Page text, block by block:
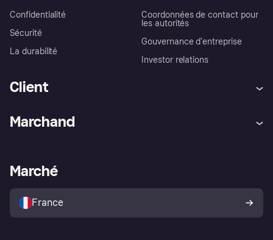
Confidentialité
Sécurité
La durabilité
Coordonnées de contact pour
les autorités
Gouvernance d’entreprise
Investor relations
Client
Explorez les magasins
Politique de protection de
l’acheteur Klarna
Marchand
Portail Marchand
Marché
France